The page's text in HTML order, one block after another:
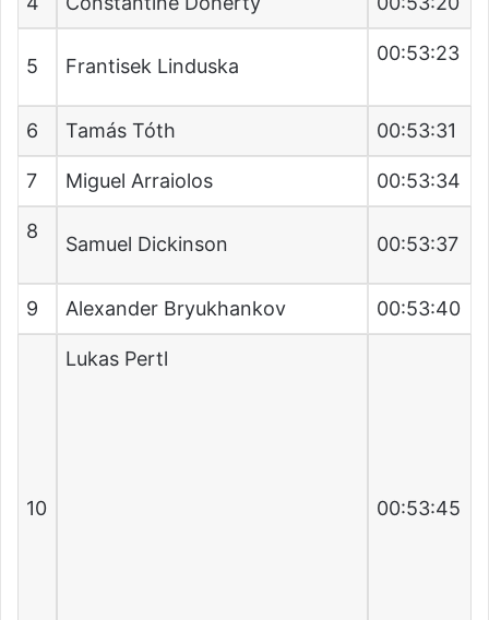
5 Frantisek Linduska
00:53:23
6 Tamás Tóth 00:53:31
7 Miguel Arraiolos 00:53:34
8
Samuel Dickinson 00:53:37
9 Alexander Bryukhankov 00:53:40
10
Lukas Pertl
00:53:45